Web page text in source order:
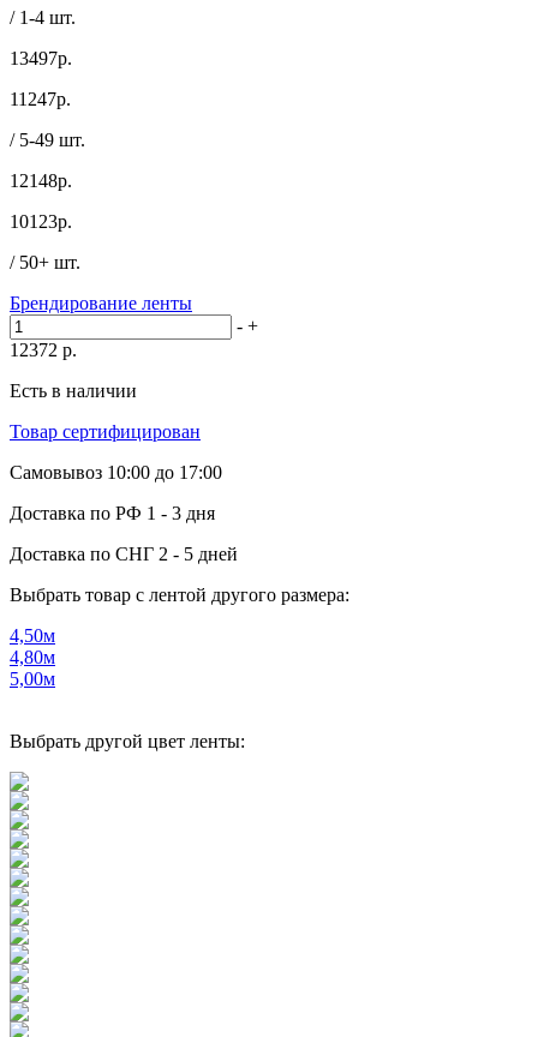
/ 1-4 шт.
13497р.
11247р.
/ 5-49 шт.
12148р.
10123р.
/ 50+ шт.
Брендирование ленты
- +
12372 р.
Есть в наличии
Товар сертифицирован
Самовывоз 10:00 до 17:00
Доставка по РФ 1 - 3 дня
Доставка по СНГ 2 - 5 дней
Выбрать товар с лентой другого размера:
4,50м
4,80м
5,00м
Выбрать другой цвет ленты: